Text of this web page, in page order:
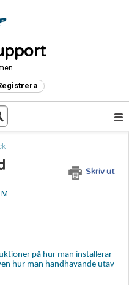
Skriv ut
på hur man installerar
hur man handhavande utav